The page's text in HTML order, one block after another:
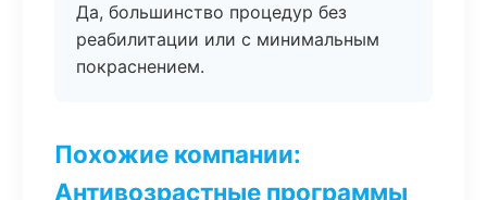
Да, большинство процедур без
реабилитации или с минимальным
покраснением.
Похожие компании:
Антивозрастные программы